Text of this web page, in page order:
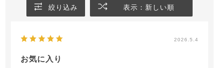
絞り込み 表示：新しい順
2026.5.4
お気に入り